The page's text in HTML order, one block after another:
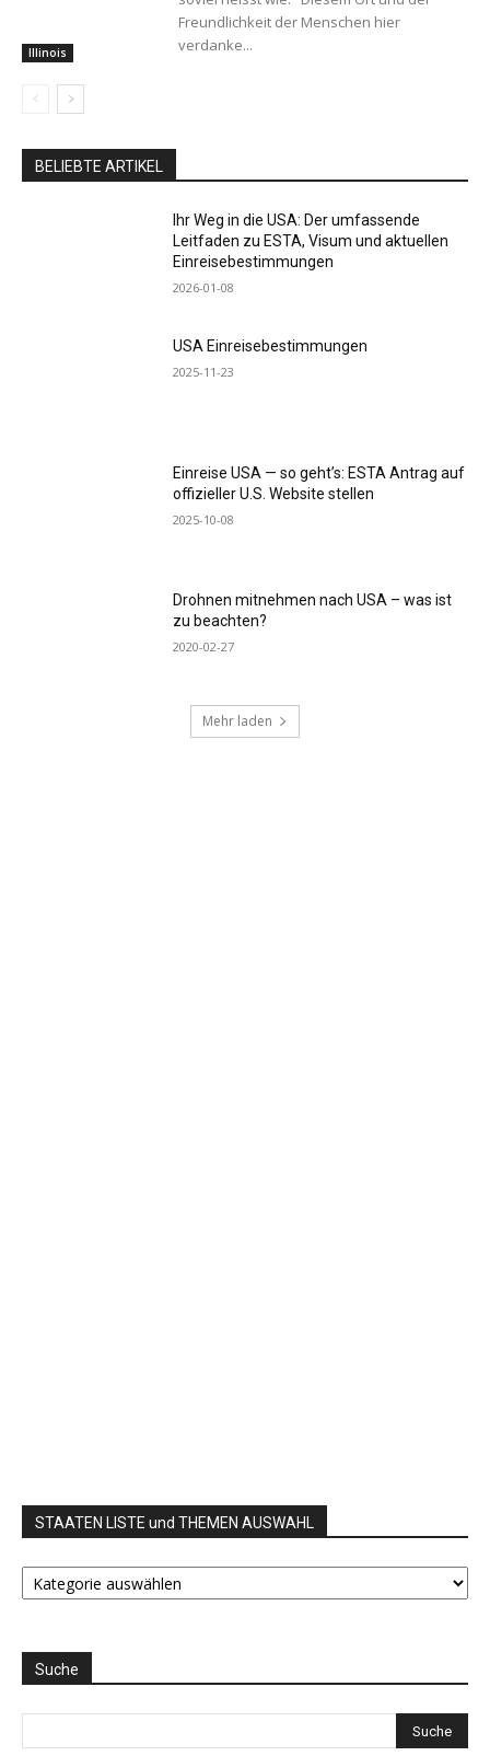
Illinois
Freundlichkeit der Menschen hier
verdanke...
BELIEBTE ARTIKEL
Ihr Weg in die USA: Der umfassende
Leitfaden zu ESTA, Visum und aktuellen
Einreisebestimmungen
2026-01-08
USA Einreisebestimmungen
2025-11-23
Einreise USA — so geht’s: ESTA Antrag auf
offizieller U.S. Website stellen
2025-10-08
Drohnen mitnehmen nach USA – was ist
zu beachten?
2020-02-27
Mehr laden
STAATEN LISTE und THEMEN AUSWAHL
STAATEN
LISTE
AUSWAHL
Suche